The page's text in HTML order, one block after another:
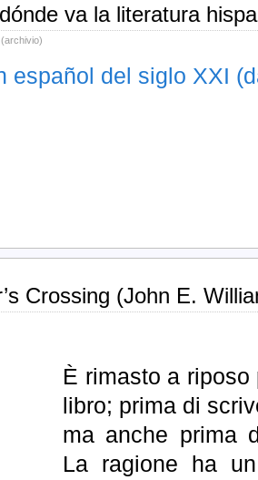
va la literatura
español del siglo XXI
Crossing (John E.
È rimasto a
libro; prima di
ma anche prima
La ragione ha